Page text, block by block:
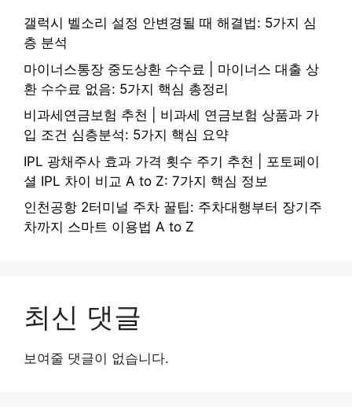
갤럭시 벨소리 설정 안변경될 때 해결법: 5가지 심
층 분석
마이너스통장 중도상환 수수료 | 마이너스 대출 상
환 수수료 없음: 5가지 핵심 총정리
비과세연금보험 추천 | 비과세 연금보험 상품과 가
입 조건 심층분석: 5가지 핵심 요약
IPL 광채주사 효과 가격 횟수 주기 추천 | 포토페이
셜 IPL 차이 비교 A to Z: 7가지 핵심 정보
인천공항 2터미널 주차 꿀팁: 주차대행부터 장기주
차까지 스마트 이용법 A to Z
최신 댓글
보여줄 댓글이 없습니다.